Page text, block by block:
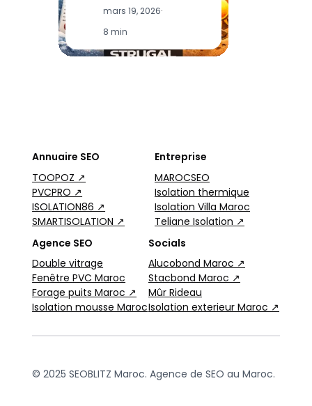
mars 19, 2026·
8 min
Annuaire SEO
TOOPOZ ↗
PVCPRO ↗
ISOLATION86 ↗
SMARTISOLATION ↗
Entreprise
MAROCSEO
Isolation thermique
Isolation Villa Maroc
Teliane Isolation ↗
Agence SEO
Double vitrage
Fenêtre PVC Maroc
Forage puits Maroc ↗
Isolation mousse Maroc
Socials
Alucobond Maroc ↗
Stacbond Maroc ↗
Mûr Rideau
Isolation exterieur Maroc ↗
© 2025 SEOBLITZ Maroc. Agence de SEO au Maroc.